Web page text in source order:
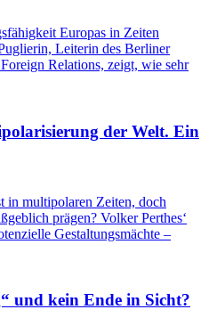
Europas in Zeiten
Leiterin des Berliner
Relations, zeigt, wie sehr
der Welt. Ein
in multipolaren Zeiten, doch
prägen? Volker Perthes‘
Gestaltungsmächte –
und kein Ende in Sicht?